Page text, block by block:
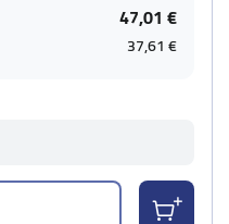
47,01 €
37,61 €